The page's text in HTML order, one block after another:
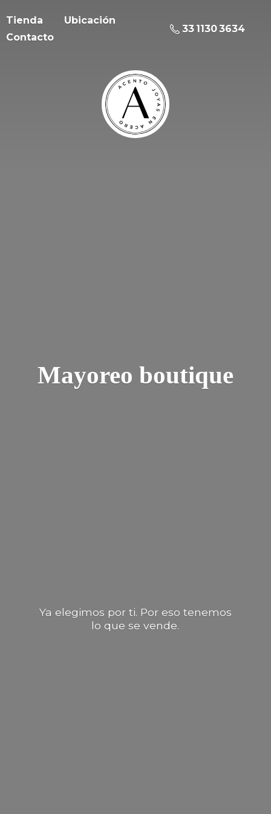
Tienda
Ubicación
Contacto
33 1130 3634
Mayoreo boutique
Ya elegimos por ti. Por eso tenemos
lo quese vende.